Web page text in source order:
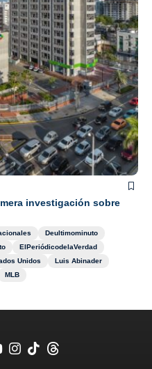
investigación sobre
Deultimominuto
ElPeriódicodelaVerdad
Unidos
Luis Abinader
MLB